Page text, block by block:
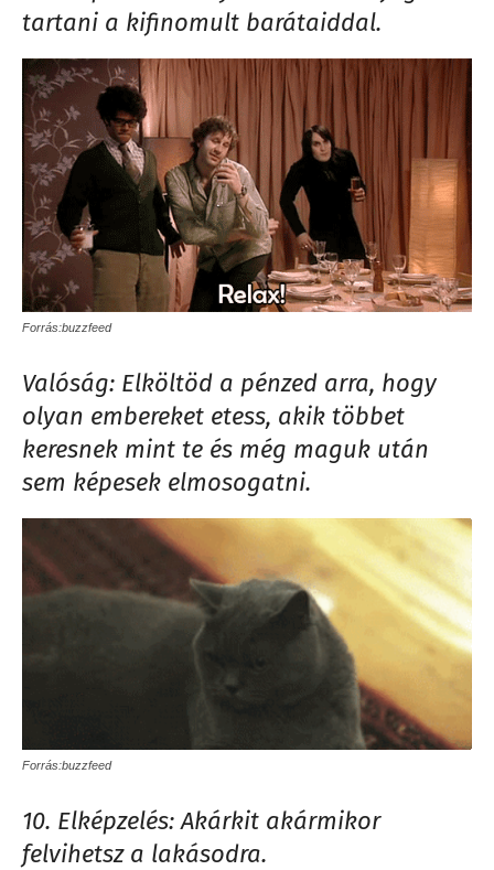
tartani a kifinomult barátaiddal.
Forrás:buzzfeed
Valóság: Elköltöd a pénzed arra, hogy
olyan embereket etess, akik többet
keresnek mint te és még maguk után
sem képesek elmosogatni.
Forrás:buzzfeed
10. Elképzelés: Akárkit akármikor
felvihetsz a lakásodra.